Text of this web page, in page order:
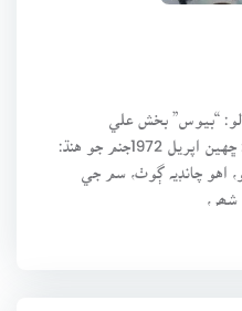
“بيوس” بخش علي
چانڊيوولديت: نياز علي چانڊيوجنم: ڇهين اپريل 1972جنم جو هنڌ:
اهو چانڊيہ ڳوٺ، سم جي